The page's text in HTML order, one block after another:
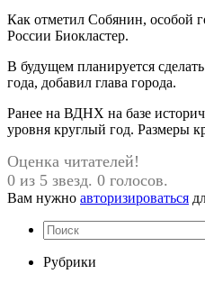
Как отметил Собянин, особой
России Биокластер.
В будущем планируется
года, добавил глава города.
Ранее на ВДНХ на базе
уровня круглый год. Размеры
Оценка читателей!
0 из 5 звезд. 0 голосов.
Вам нужно авторизироваться
Рубрики